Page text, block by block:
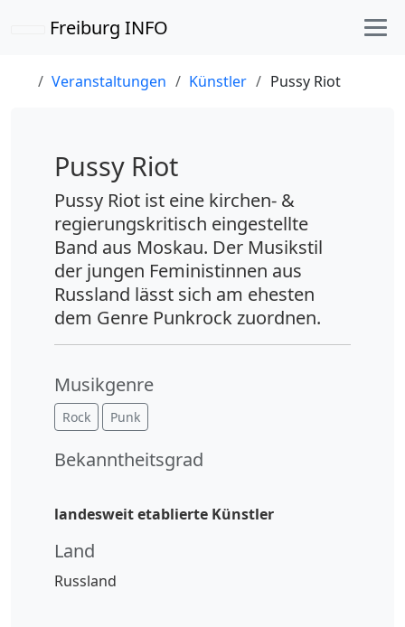
Freiburg INFO
Veranstaltungen Künstler Pussy Riot
Pussy Riot
Pussy Riot ist eine kirchen- &
regierungskritisch eingestellte
Band aus Moskau. Der Musikstil
der jungen Feministinnen aus
Russland lässt sich am ehesten
dem Genre Punkrock zuordnen.
Musikgenre
Rock Punk
Bekanntheitsgrad
landesweit etablierte Künstler
Land
Russland